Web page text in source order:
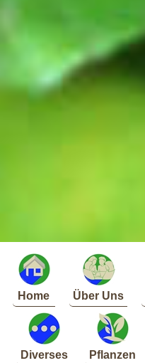
Home Über Uns
Diverses Pflanzen